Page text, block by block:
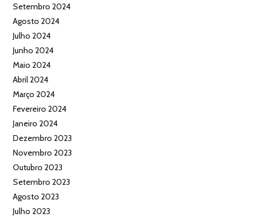
Setembro 2024
Agosto 2024
Julho 2024
Junho 2024
Maio 2024
Abril 2024
Março 2024
Fevereiro 2024
Janeiro 2024
Dezembro 2023
Novembro 2023
Outubro 2023
Setembro 2023
Agosto 2023
Julho 2023